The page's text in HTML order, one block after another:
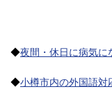
◆夜間・休日に病気に
◆小樽市内の外国語対